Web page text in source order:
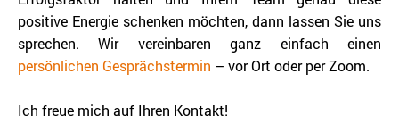
positive Energie schenken möchten, dann lassen Sie uns
sprechen. Wir vereinbaren ganz einfach einen
persönlichen Gesprächstermin – vor Ort oder per Zoom.
Ich freue mich auf Ihren Kontakt!